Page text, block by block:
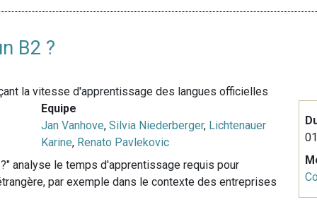
B2 ?
la vitesse d'apprentissage des langues officielles
Equipe
Jan Vanhove,Silvia Niederberger, Lichtenauer
Karine, Renato Pavlekovic
analyse le temps d'apprentissage requis pour
par exemple dans le contexte des entreprises